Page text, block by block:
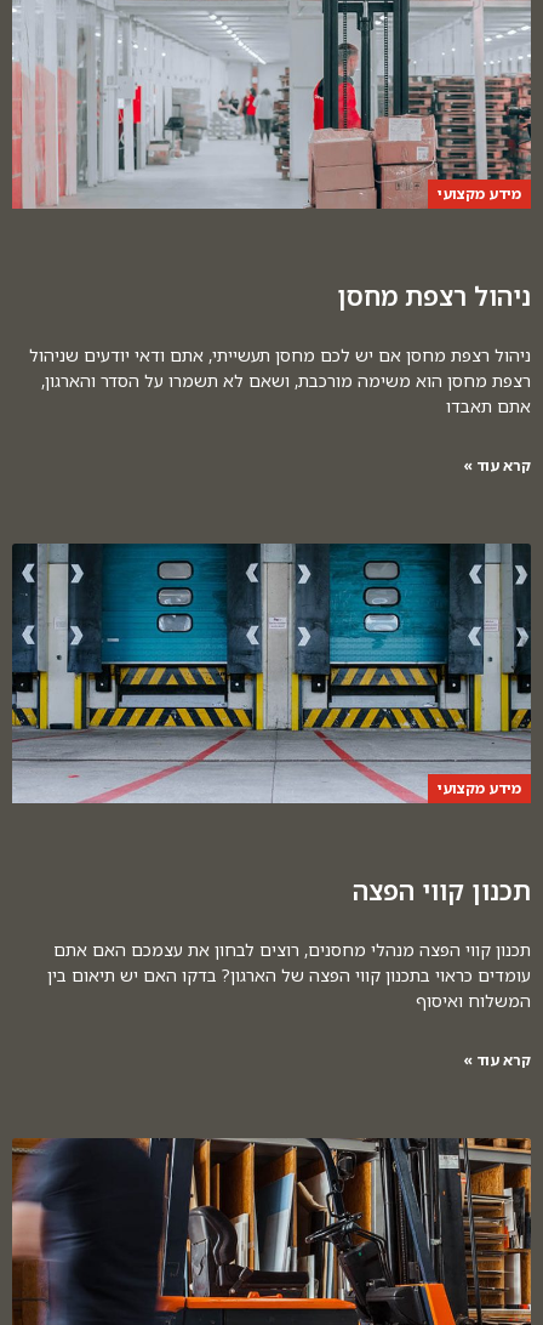
מידע מקצועי
ניהול רצפת מחסן
ניהול רצפת מחסן אם יש לכם מחסן תעשייתי, אתם ודאי יודעים שניהול
רצפת מחסן הוא משימה מורכבת, ושאם לא תשמרו על הסדר והארגון,
אתם תאבדו
קרא עוד »
מידע מקצועי
תכנון קווי הפצה
תכנון קווי הפצה מנהלי מחסנים, רוצים לבחון את עצמכם האם אתם
עומדים כראוי בתכנון קווי הפצה של הארגון? בדקו האם יש תיאום בין
המשלוח ואיסוף
קרא עוד »